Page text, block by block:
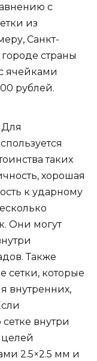
с
из
Санкт-
страны
ячейками
рублей.
Для
таких
хорошая
к ударному
Они могут
Также
сетки, которые
внутренних,
внутри
2.5×2.5 мм и